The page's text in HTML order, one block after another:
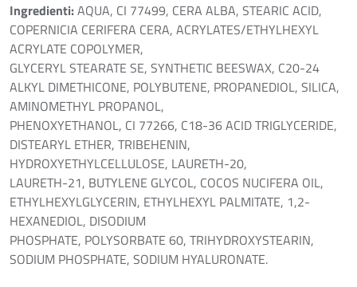
Ingredienti:AQUA, CI 77499, CERA ALBA, STEARIC ACID,
COPERNICIA CERIFERA CERA, ACRYLATES/ETHYLHEXYL
ACRYLATE COPOLYMER,
GLYCERYL STEARATE SE, SYNTHETIC BEESWAX, C20-24
ALKYL DIMETHICONE, POLYBUTENE, PROPANEDIOL, SILICA,
AMINOMETHYL PROPANOL,
PHENOXYETHANOL, CI 77266, C18-36 ACID TRIGLYCERIDE,
DISTEARYL ETHER, TRIBEHENIN,
HYDROXYETHYLCELLULOSE, LAURETH-20,
LAURETH-21, BUTYLENE GLYCOL, COCOS NUCIFERA OIL,
ETHYLHEXYLGLYCERIN, ETHYLHEXYL PALMITATE, 1,2-
HEXANEDIOL, DISODIUM
PHOSPHATE, POLYSORBATE 60, TRIHYDROXYSTEARIN,
SODIUM PHOSPHATE, SODIUM HYALURONATE.